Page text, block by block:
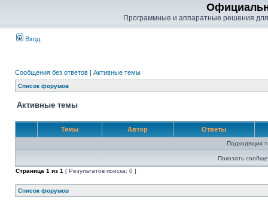
Программные и аппаратные решения
Вход
Сообщения без ответов | Активные темы
Список форумов
Активные темы
Темы Автор Ответы
Подходящих
Показать
Страница 1 из 1 [ Результатов поиска: 0 ]
Список форумов